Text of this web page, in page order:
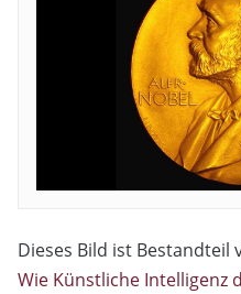
Dieses Bild ist Bestandteil
Wie Künstliche Intelligenz